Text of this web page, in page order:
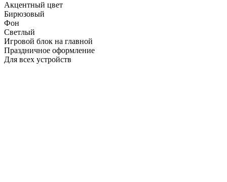
Акцентный цвет
Бирюзовый
Фон
Светлый
Игровой блок на главной
Праздничное оформление
Для всех устройств